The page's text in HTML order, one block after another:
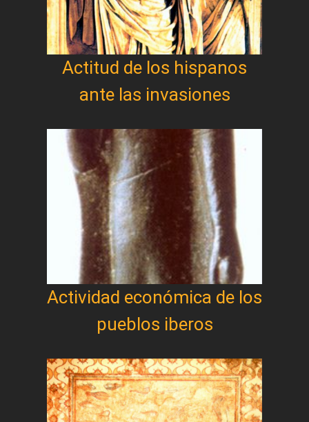
Actitud de los hispanos
ante las invasiones
Actividad económica de los
pueblos iberos